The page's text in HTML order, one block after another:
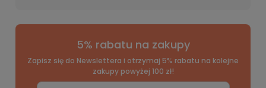
5% rabatu na zakupy
Zapisz się do Newslettera i otrzymaj 5% rabatu na kolejne
zakupy powyżej 100 zł!